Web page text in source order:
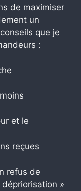
de maximiser
un
que je
:
et le
reçues
refus de
»